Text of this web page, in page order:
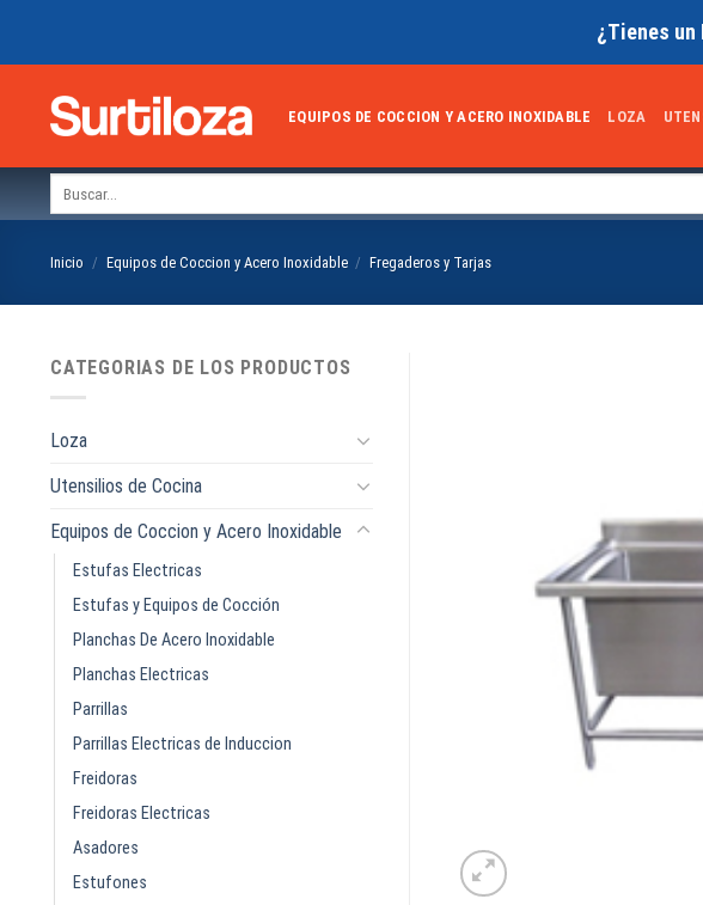
¿Tienes
EQUIPOS DE COCCION Y ACERO INOXIDABLE LOZA
Inicio / Equipos de Coccion y Acero Inoxidable / Fregaderos y Tarjas
CATEGORIAS DE LOS PRODUCTOS
Loza
Utensilios de Cocina
Equipos de Coccion y Acero Inoxidable
Estufas Electricas
Estufas y Equipos de Cocción
Planchas De Acero Inoxidable
Planchas Electricas
Parrillas
Parrillas Electricas de Induccion
Freidoras
Freidoras Electricas
Asadores
Estufones